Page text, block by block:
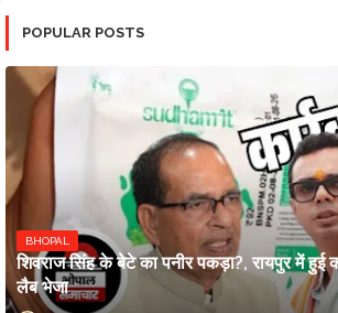
POPULAR POSTS
BHOPAL
शिवराज सिंह के बेटे का पनीर पकड़ा?, रायपुर में हुई
लैब भेजा